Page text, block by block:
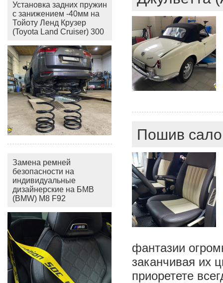
Установка задних пружин
с занижением -40мм на
Тойоту Ленд Крузер
(Toyota Land Cruiser) 300
Замена ремней
безопасности на
индивидуальные
дизайнерские на БМВ
(BMW) M8 F92
Пошив
фантазии
заканчивая их
приоретете